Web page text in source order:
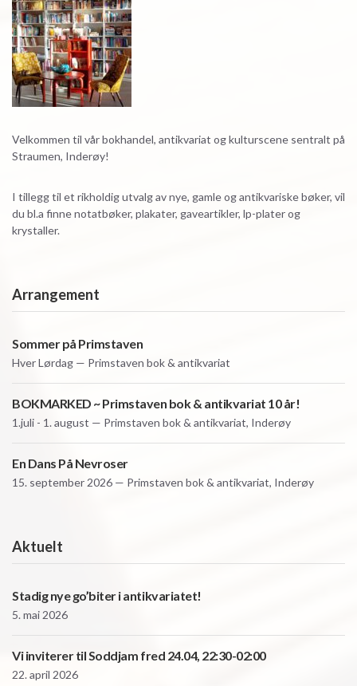
Velkommen til vår bokhandel, antikvariat og kulturscene sentralt på
Straumen, Inderøy!
I tillegg til et rikholdig utvalg av nye, gamle og antikvariske bøker, vil
du bl.a finne notatbøker, plakater, gaveartikler, lp-plater og
krystaller.
Arrangement
Sommer på Primstaven
HverLørdag — Primstaven bok & antikvariat
BOKMARKED ~ Primstaven bok & antikvariat 10 år!
1.juli - 1. august — Primstaven bok & antikvariat, Inderøy
En Dans På Nevroser
15. september 2026 — Primstaven bok & antikvariat, Inderøy
Aktuelt
Stadig nye go’biter i antikvariatet!
5. mai 2026
Vi inviterer til Soddjam fred 24.04, 22:30-02:00
22. april 2026